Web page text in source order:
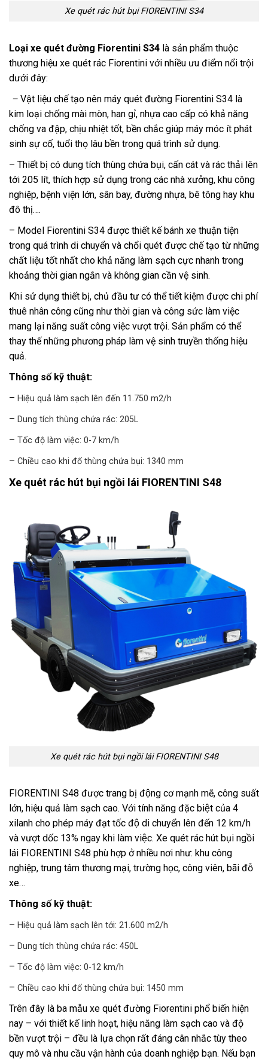
Xe quét rác hút bụi FIORENTINI S34
Loại xe quét đường Fiorentini S34 là sản phẩm thuộc
thương hiệu xe quét rác Fiorentini với nhiều ưu điểm nổi trội
dưới đây:
– Vật liệu chế tạo nên máy quét đường Fiorentini S34 là
kim loại chống mài mòn, han gỉ, nhựa cao cấp có khả năng
chống va đập, chịu nhiệt tốt, bền chắc giúp máy móc ít phát
sinh sự cố, tuổi thọ lâu bền trong quá trình sử dụng.
– Thiết bị có dung tích thùng chứa bụi, cấn cát và rác thải lên
tới 205 lít, thích hợp sử dụng trong các nhà xưởng, khu công
nghiệp, bệnh viện lớn, sân bay, đường nhựa, bê tông hay khu
đô thị….
– Model Fiorentini S34 được thiết kế bánh xe thuận tiện
trong quá trình di chuyển và chổi quét được chế tạo từ những
chất liệu tốt nhất cho khả năng làm sạch cực nhanh trong
khoảng thời gian ngắn và không gian cần vệ sinh.
Khi sử dụng thiết bị, chủ đầu tư có thể tiết kiệm được chi phí
thuê nhân công cũng như thời gian và công sức làm việc
mang lại năng suất công việc vượt trội. Sản phẩm có thể
thay thế những phương pháp làm vệ sinh truyền thống hiệu
quả.
Thông số kỹ thuật:
– Hiệu quả làm sạch lên đến 11.750 m2/h
– Dung tích thùng chứa rác: 205L
– Tốc độ làm việc: 0-7 km/h
– Chiều cao khi đổ thùng chứa bụi: 1340 mm
Xe quét rác hút bụi ngồi lái FIORENTINI S48
Xe quét rác hút bụi ngồi lái FIORENTINI S48
FIORENTINI S48 được trang bị động cơ mạnh mẽ, công suất
lớn, hiệu quả làm sạch cao. Với tính năng đặc biệt của 4
xilanh cho phép máy đạt tốc độ di chuyển lên đến 12 km/h
và vượt dốc 13% ngay khi làm việc. Xe quét rác hút bụi ngồi
lái FIORENTINI S48 phù hợp ở nhiều nơi như: khu công
nghiệp, trung tâm thương mại, trường học, công viên, bãi đỗ
xe…
Thông số kỹ thuật:
– Hiệu quả làm sạch lên tới: 21.600 m2/h
– Dung tích thùng chứa rác: 450L
– Tốc độ làm việc: 0-12 km/h
– Chiều cao khi đổ thùng chứa bụi: 1450 mm
Trên đây là ba mẫu xe quét đường Fiorentini phổ biến hiện
nay – với thiết kế linh hoạt, hiệu năng làm sạch cao và độ
bền vượt trội – đều là lựa chọn rất đáng cân nhắc tùy theo
quy mô và nhu cầu vận hành của doanh nghiệp bạn. Nếu bạn